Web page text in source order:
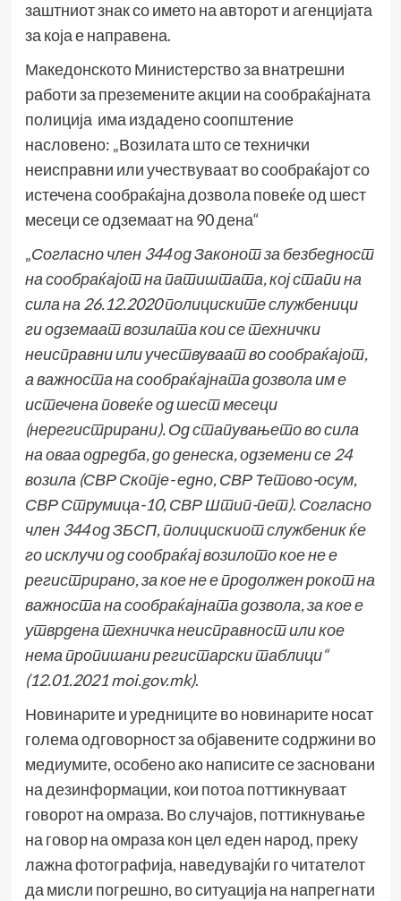
заштниот знак со името на авторот и агенцијата
за која е направена.
Македонското Министерство за внатрешни
работи за преземените акции на сообраќајната
полиција има издадено соопштение
насловено: „Возилата што се технички
неисправни или учествуваат во сообраќајот со
истечена сообраќајна дозвола повеќе од шест
месеци се одземаат на 90 дена“
„Согласно член 344 од Законот за безбедност
на сообраќајот на патиштата, кој стапи на
сила на 26.12.2020 полициските службеници
ги одземаат возилата кои се технички
неисправни или учествуваат во сообраќајот,
а важноста на сообраќајната дозвола им е
истечена повеќе од шест месеци
(нерегистрирани). Од стапувањето во сила
на оваа одредба, до денеска, одземени се 24
возила (СВР Скопје- едно, СВР Тетово-осум,
СВР Струмица-10, СВР Штип-пет). Согласно
член 344 од ЗБСП, полицискиот службеник ќе
го исклучи од сообраќај возилото кое не е
регистрирано, за кое не е продолжен рокот на
важноста на сообраќајната дозвола, за кое е
утврдена техничка неисправност или кое
нема пропишани регистарски таблици“
(12.01.2021 moi.gov.mk).
Новинарите и уредниците во новинарите носат
голема одговорност за објавените содржини во
медиумите, особено ако написите се засновани
на дезинформации, кои потоа поттикнуваат
говорот на омраза. Во случајов, поттикнување
на говор на омраза кон цел еден народ, преку
лажна фотографија, наведувајќи го читателот
да мисли погрешно, во ситуација на напрегнати